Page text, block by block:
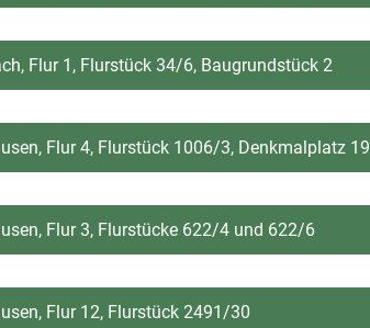
Flur 1, Flurstück 34/6, Baugrundstück 2
Flur 4, Flurstück 1006/3, Denkmalplatz 19
Flur 3, Flurstücke 622/4 und 622/6
Flur 12, Flurstück 2491/30